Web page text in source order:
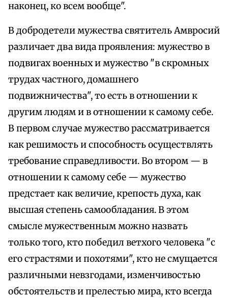
наконец, ко всем вообще".
В добродетели мужества святитель Амвросий
различает два вида проявления: мужество в
подвигах военных и мужество "в скромных
трудах частного, домашнего
подвижничества", то есть в отношении к
другим людям и в отношении к самому себе.
В первом случае мужество рассматривается
как решимость и способность осуществлять
требование справедливости. Во втором — в
отношении к самому себе — мужество
предстает как величие, крепость духа, как
высшая степень самообладания. В этом
смысле мужественным можно назвать
только того, кто победил ветхого человека "с
его страстями и похотями", кто не смущается
различными невзгодами, изменчивостью
обстоятельств и прелестью мира, кто всегда